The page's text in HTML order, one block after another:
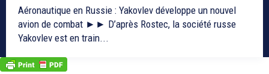
Aéronautique en Russie : Yakovlev développe un nouvel
avion de combat ►► D’après Rostec, la société russe
Yakovlev est en train...